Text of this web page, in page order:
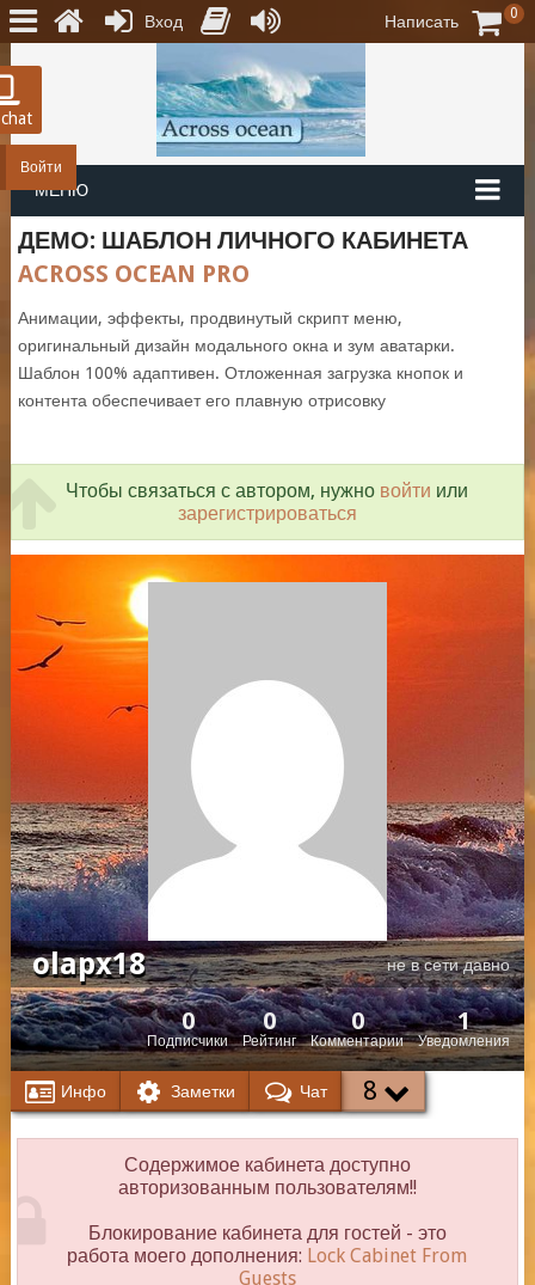
Войти
МЕНЮ
ДЕМО: ШАБЛОН ЛИЧНОГО КАБИНЕТА
ACROSS OCEAN PRO
Анимации, эффекты, продвинутый скрипт меню,
оригинальный дизайн модального окна и зум аватарки.
Шаблон 100% адаптивен. Отложенная загрузка кнопок и
контента обеспечивает его плавную отрисовку
Чтобы связаться с автором, нужно войти или
зарегистрироваться
olapx18 не в сети давно
Подписчики
0
Рейтинг
0
Комментарии
0
Уведомления
1
Инфо Заметки Чат 8
Содержимое кабинета доступно
авторизованным пользователям!!
Блокирование кабинета для гостей - это
работа моего дополнения: Lock Cabinet From
Guests
Вход Написать 0